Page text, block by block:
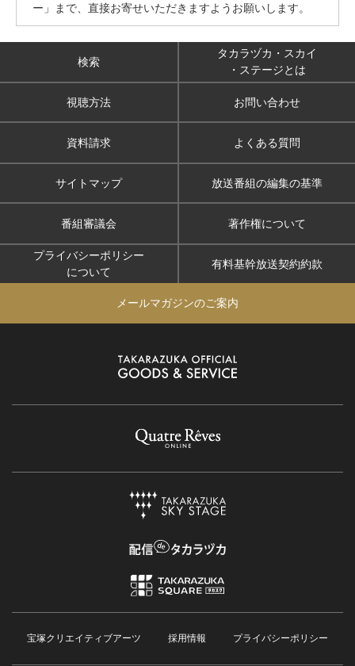
ー」まで、直接お寄せいただきますようお願いします。
検索
タカラヅカ・スカイ
・ステージとは
視聴方法 お問い合わせ
資料請求 よくある質問
サイトマップ 放送番組の編集の基準
番組審議会 著作権について
プライバシーポリシー
について
有料基幹放送契約約款
メールマガジンのご案内
宝塚クリエイティブアーツ 採用情報 プライバシーポリシー